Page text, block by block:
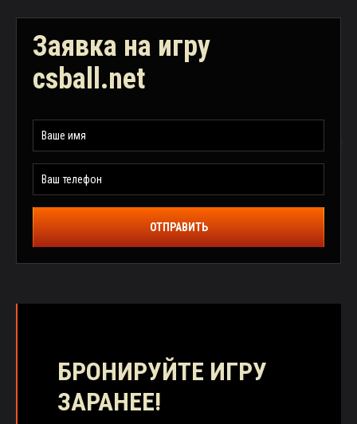
Заявка на игру
csball.net
ОТПРАВИТЬ
БРОНИРУЙТЕ ИГРУ
ЗАРАНЕЕ!